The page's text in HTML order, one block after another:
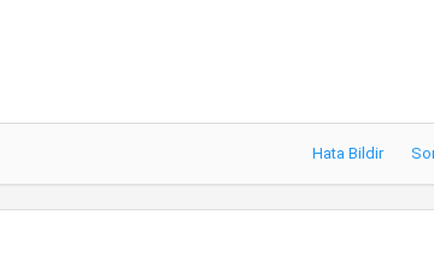
Hata Bildir